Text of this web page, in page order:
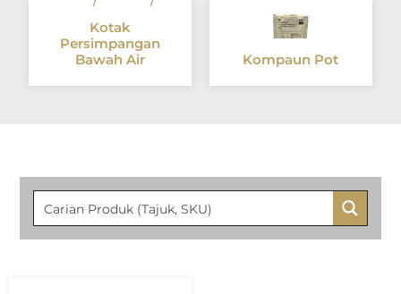
Kotak
Persimpangan
Bawah Air
Kompaun Pot